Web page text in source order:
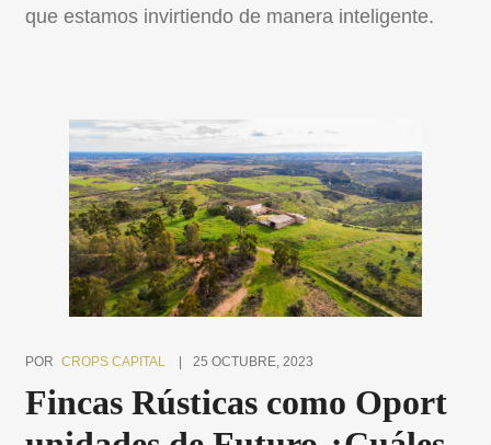
que estamos invirtiendo de manera inteligente.
¿Será un camping familiar, un espacio para
grupos, un glamping de lujo o un camping
enfocado en actividades […]
POR CROPS CAPITAL 25 OCTUBRE, 2023
Fincas Rústicas como Oport